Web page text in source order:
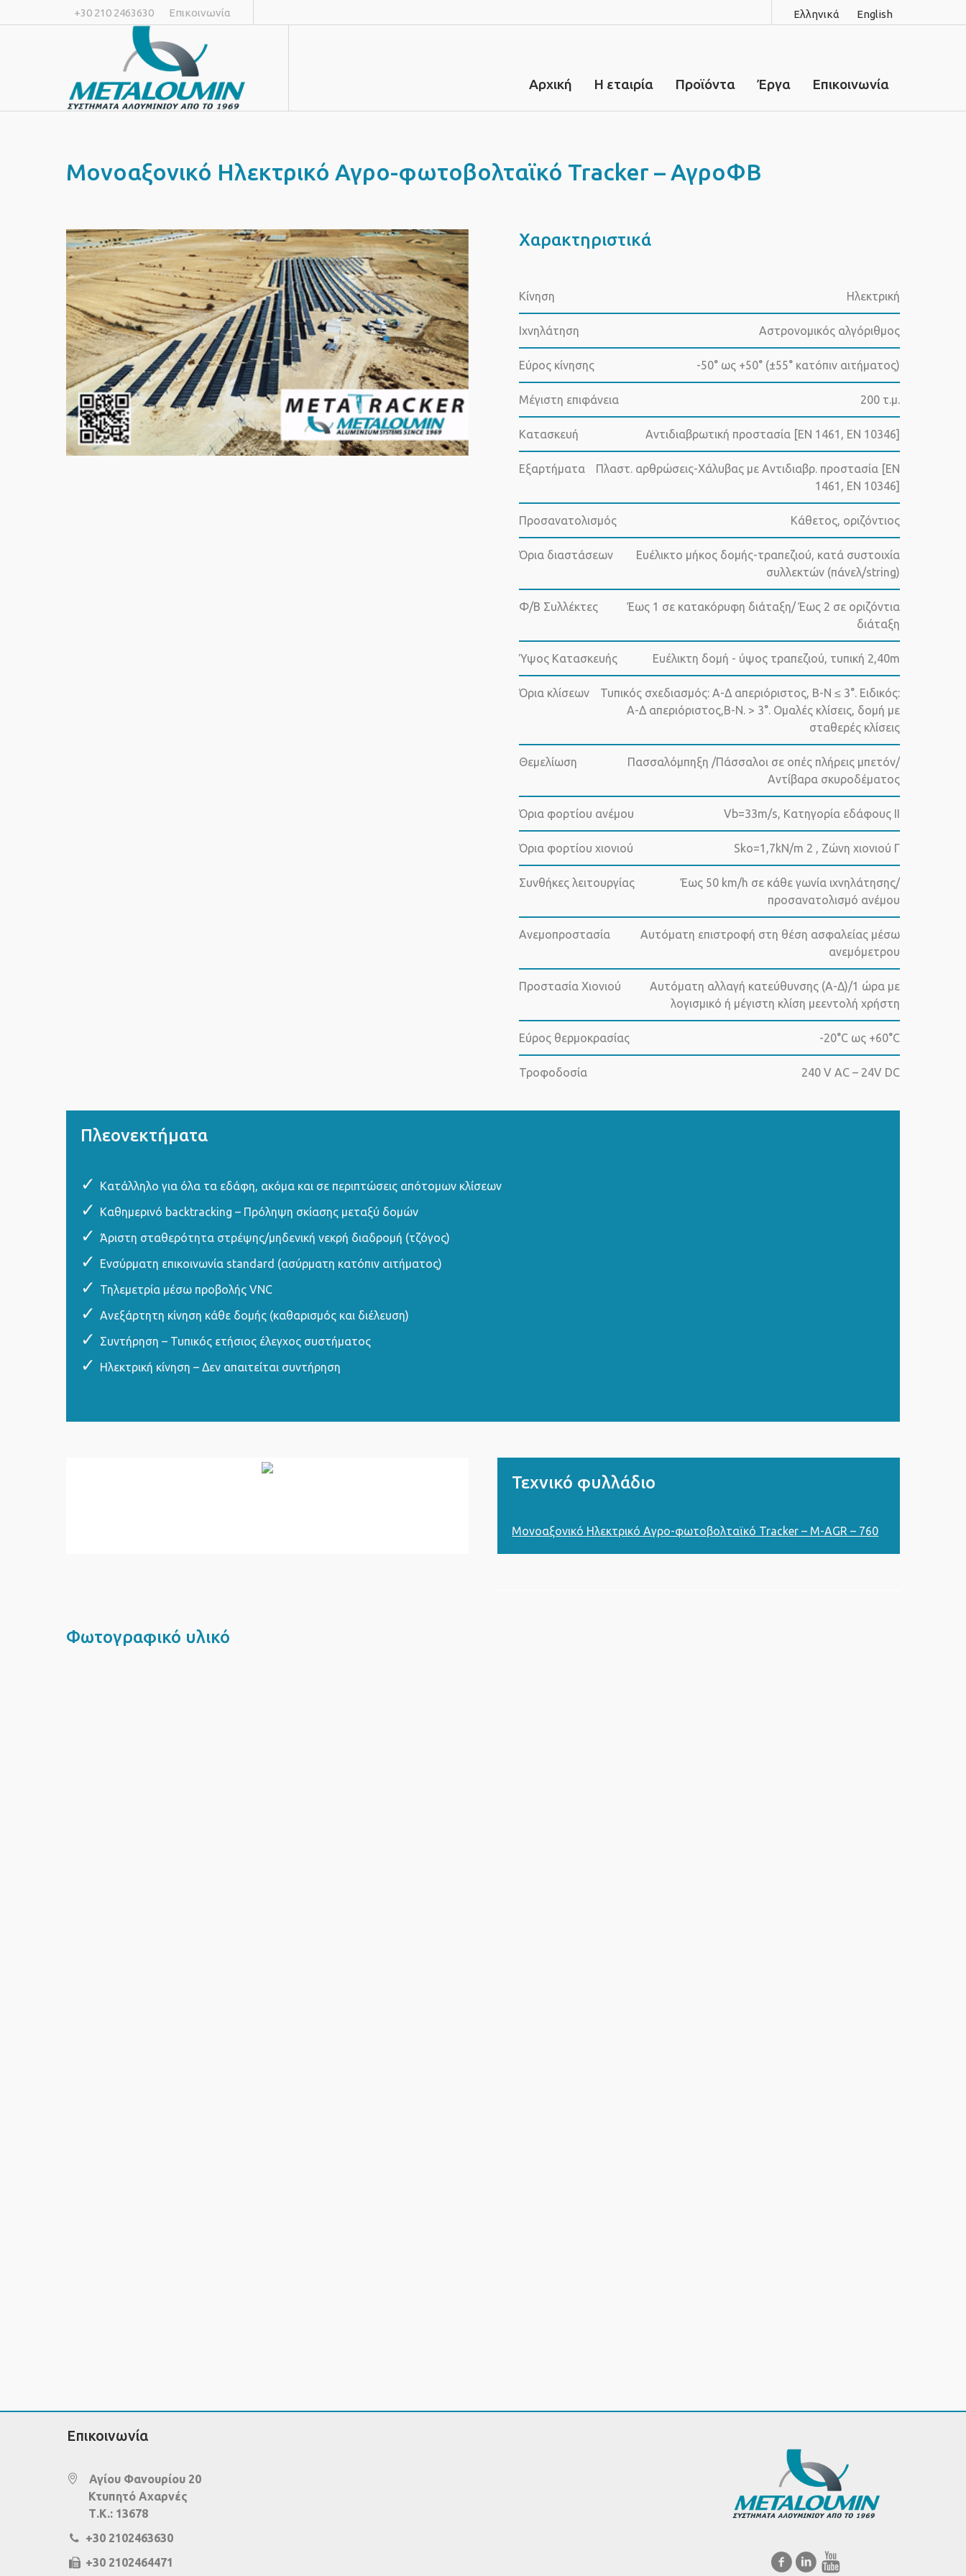
Ελληνικά English
+30 210 2463630 Επικοινωνία
Αρχική H εταιρία Προϊόντα Έργα Επικοινωνία
Μονοαξονικό Ηλεκτρικό Αγρο-φωτοβολταϊκό Tracker – ΑγροΦΒ
Χαρακτηριστικά
Κίνηση Ηλεκτρική
Ιχνηλάτηση Αστρονομικός αλγόριθμος
Εύρος κίνησης -50° ως +50° (±55° κατόπιν αιτήματος)
Μέγιστη επιφάνεια 200 τ.μ.
Κατασκευή Αντιδιαβρωτική προστασία [EN 1461, EN 10346]
Εξαρτήματα
Πλαστ. αρθρώσεις-Xάλυβας με Αντιδιαβρ. προστασία [EN
1461, EN 10346]
Προσανατολισμός Κάθετος, οριζόντιος
Όρια διαστάσεων
Ευέλικτο μήκος δομής-τραπεζιού, κατά συστοιχία
συλλεκτών (πάνελ/string)
Φ/Β Συλλέκτες
Έως 1 σε κατακόρυφη διάταξη/ Έως 2 σε οριζόντια
διάταξη
Ύψος Κατασκευής Ευέλικτη δομή - ύψος τραπεζιού, τυπική 2,40m
Όρια κλίσεων
Τυπικός σχεδιασμός: Α-Δ απεριόριστος, Β-Ν ≤ 3°. Ειδικός:
Α-Δ απεριόριστος,Β-Ν. > 3°. Ομαλές κλίσεις, δομή με
σταθερές κλίσεις
Θεμελίωση
Πασσαλόμπηξη /Πάσσαλοι σε οπές πλήρεις μπετόν/
Αντίβαρα σκυροδέματος
Όρια φορτίου ανέμου Vb=33m/s, Κατηγορία εδάφους ΙΙ
Όρια φορτίου χιονιού Sko=1,7kN/m 2 , Ζώνη χιονιού Γ
Συνθήκες λειτουργίας
Έως 50 km/h σε κάθε γωνία ιχνηλάτησης/
προσανατολισμό ανέμου
Ανεμοπροστασία
Αυτόματη επιστροφή στη θέση ασφαλείας μέσω
ανεμόμετρου
Προστασία Χιονιού
Αυτόματη αλλαγή κατεύθυνσης (Α-Δ)/1 ώρα με
λογισμικό ή μέγιστη κλίση μεεντολή χρήστη
Εύρος θερμοκρασίας -20°C ως +60°C
Τροφοδοσία 240 V ΑC – 24V DC
Πλεονεκτήματα
Κατάλληλο για όλα τα εδάφη, ακόμα και σε περιπτώσεις απότομων κλίσεων
Καθημερινό backtracking – Πρόληψη σκίασης μεταξύ δομών
Άριστη σταθερότητα στρέψης/μηδενική νεκρή διαδρομή (τζόγος)
Ενσύρματη επικοινωνία standard (ασύρματη κατόπιν αιτήματος)
Τηλεμετρία μέσω προβολής VNC
Ανεξάρτητη κίνηση κάθε δομής (καθαρισμός και διέλευση)
Συντήρηση – Τυπικός ετήσιος έλεγχος συστήματος
Ηλεκτρική κίνηση – Δεν απαιτείται συντήρηση
Τεχνικό φυλλάδιο
Μονοαξονικό Ηλεκτρικό Αγρο-φωτοβολταϊκό Tracker – M-AGR – 760
Φωτογραφικό υλικό
Επικοινωνία
Αγίου Φανουρίου 20
Κτυπητό Αχαρνές
Τ.Κ.: 13678
+30 2102463630
+30 2102464471